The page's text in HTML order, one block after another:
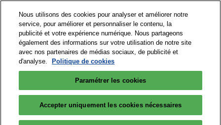
contenu
15 et 16 septembre 2026
Paris Expo Porte de Versailles
PARTICIPER
Big Data & AI Paris est un salon réalisé
par RX, créateur de places de rencontres.
Nous utilisons des cookies pour analyser et améliorer notre
service, pour améliorer et personnaliser le contenu, la
publicité et votre expérience numérique. Nous partageons
également des informations sur votre utilisation de notre site
avec nos partenaires de médias sociaux, de publicité et
d'analyse.
Politique de cookies
Paramétrer les cookies
Accepter uniquement les cookies nécessaires